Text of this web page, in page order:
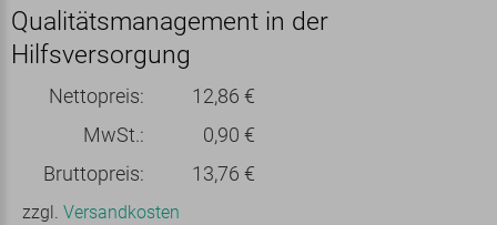
Qualitätsmanagement in der
Hilfsversorgung
Nettopreis:
12,86 €
MwSt.:
0,90 €
Bruttopreis:
13,76 €
zzgl. Versandkosten